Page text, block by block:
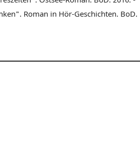
Roman in Hör-Geschichten. BoD.